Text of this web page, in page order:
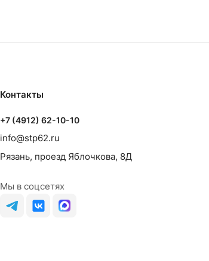
Контакты
+7 (4912) 62-10-10
info@stp62.ru
Рязань, проезд Яблочкова, 8Д
Мы в соцсетях